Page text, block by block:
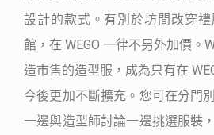
設計的款式。有別於坊間改穿
館，在 WEGO 一律不另外加價。
造市售的造型服，成為只有在
今後更加不斷擴充。您可在分門
一邊與造型師討論一邊挑選服裝